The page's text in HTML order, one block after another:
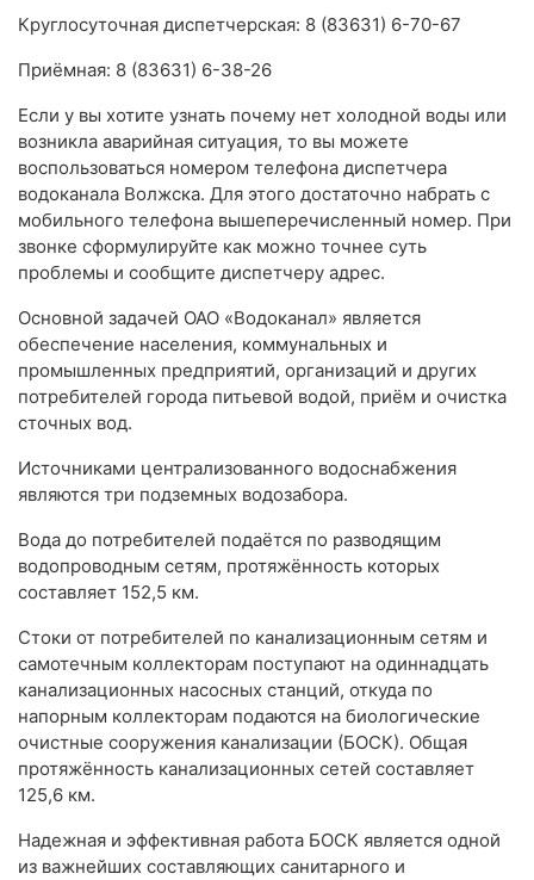
Круглосуточная диспетчерская: 8 (83631) 6-70-67
Приёмная: 8 (83631) 6-38-26
Если у вы хотите узнать почему нет холодной воды или
возникла аварийная ситуация, то вы можете
воспользоваться номером телефона диспетчера
водоканала Волжска. Для этого достаточно набрать с
мобильного телефона вышеперечисленный номер. При
звонке сформулируйте как можно точнее суть
проблемы и сообщите диспетчеру адрес.
Основной задачей ОАО «Водоканал» является
обеспечение населения, коммунальных и
промышленных предприятий, организаций и других
потребителей города питьевой водой, приём и очистка
сточных вод.
Источниками централизованного водоснабжения
являются три подземных водозабора.
Вода до потребителей подаётся по разводящим
водопроводным сетям, протяжённость которых
составляет 152,5 км.
Стоки от потребителей по канализационным сетям и
самотечным коллекторам поступают на одиннадцать
канализационных насосных станций, откуда по
напорным коллекторам подаются на биологические
очистные сооружения канализации (БОСК). Общая
протяжённость канализационных сетей составляет
125,6 км.
Надежная и эффективная работа БОСК является одной
из важнейших составляющих санитарного и